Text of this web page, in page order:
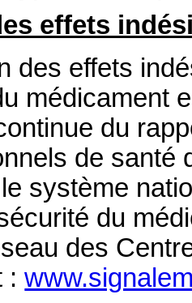
effets
des effets
médicament
du
de santé
système
du
des
: